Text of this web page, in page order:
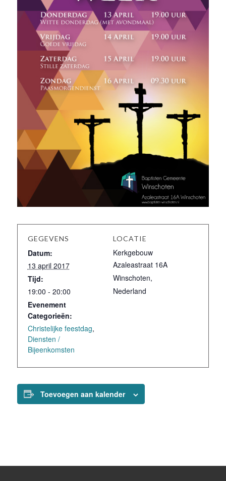
GEGEVENS
Datum:
13 april 2017
Tijd:
19:00 - 20:00
Evenement
Categorieën:
Christelijke feestdag,
Diensten /
Bijeenkomsten
LOCATIE
Kerkgebouw
Azaleastraat 16A
Winschoten,
Nederland
Toevoegen aan kalender